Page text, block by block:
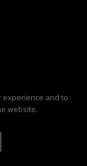
experience and to
website.